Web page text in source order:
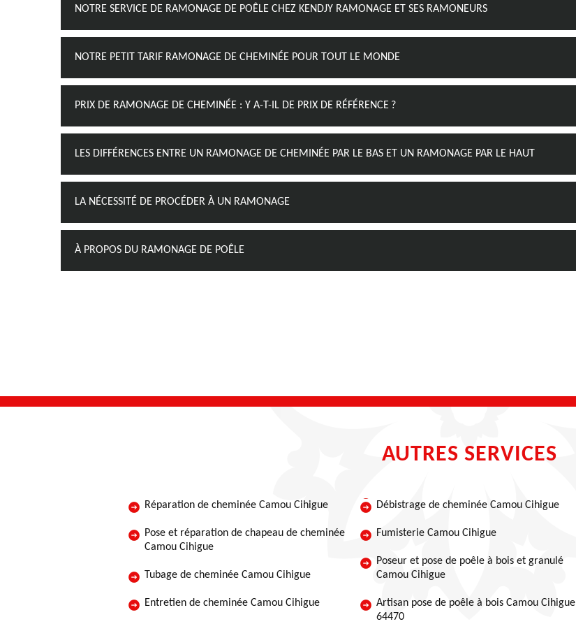
NOTRE SERVICE DE RAMONAGE DE POÊLE CHEZ KENDJY RAMONAGE ET SES RAMONEURS
NOTRE PETIT TARIF RAMONAGE DE CHEMINÉE POUR TOUT LE MONDE
PRIX DE RAMONAGE DE CHEMINÉE : Y A-T-IL DE PRIX DE RÉFÉRENCE ?
LES DIFFÉRENCES ENTRE UN RAMONAGE DE CHEMINÉE PAR LE BAS ET UN RAMONAGE PAR LE HAUT
LA NÉCESSITÉ DE PROCÉDER À UN RAMONAGE
À PROPOS DU RAMONAGE DE POÊLE
AUTRES SERVICES
Réparation de cheminée Camou Cihigue
Pose et réparation de chapeau de cheminée
Camou Cihigue
Tubage de cheminée Camou Cihigue
Entretien de cheminée Camou Cihigue
Débistrage de cheminée Camou Cihigue
Fumisterie Camou Cihigue
Poseur et pose de poêle à bois et granulé
Camou Cihigue
Artisan pose de poêle à bois Camou Cihigue
64470